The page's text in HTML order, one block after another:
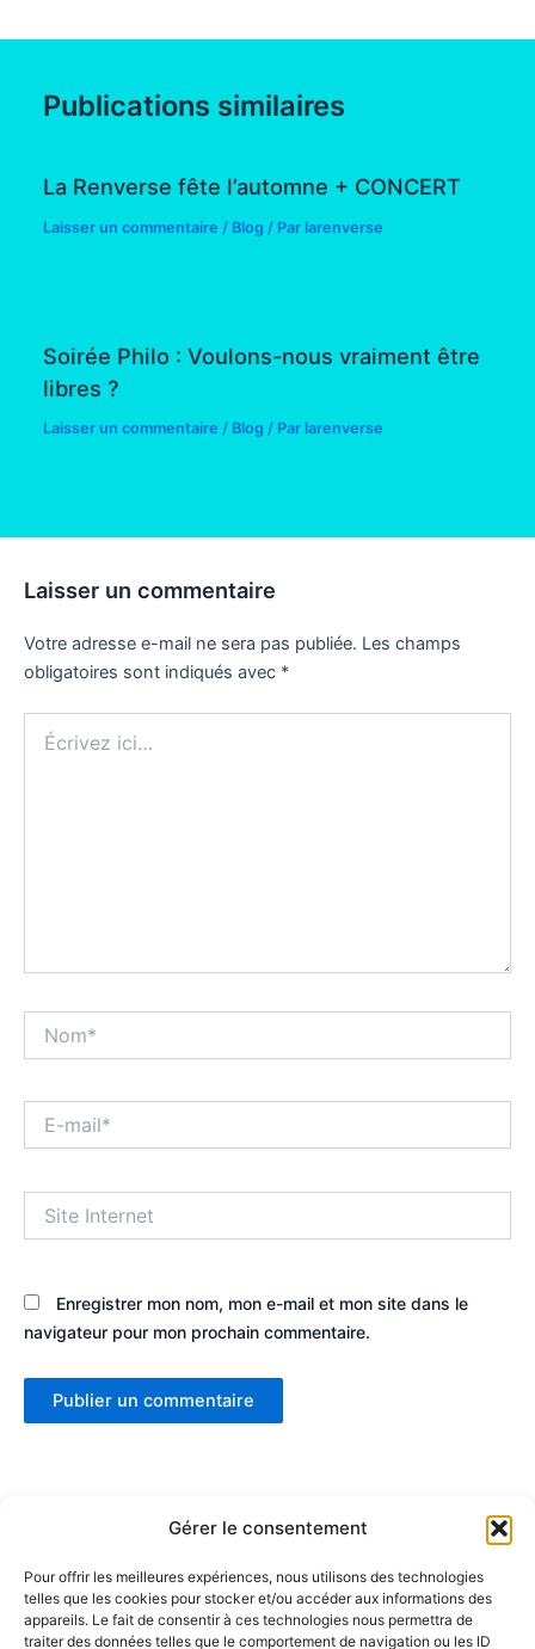
Gérer le consentement
Pour offrir les meilleures expériences, nous utilisons des technologies
telles que les cookies pour stocker et/ou accéder aux informations des
appareils. Le fait de consentir à ces technologies nous permettra de
traiter des données telles que le comportement de navigation ou les ID
Publications similaires
La Renverse fête l’automne + CONCERT
Laisser un commentaire / Blog / Par larenverse
Soirée Philo : Voulons-nous vraiment être
libres ?
Laisser un commentaire / Blog / Par larenverse
Laisser un commentaire
Votre adresse e-mail ne sera pas publiée. Les champs
obligatoires sont indiqués avec *
ici…
mail*
Internet
Enregistrer mon nom, mon e-mail et mon site dans le
navigateur pour mon prochain commentaire.
Partenaires :